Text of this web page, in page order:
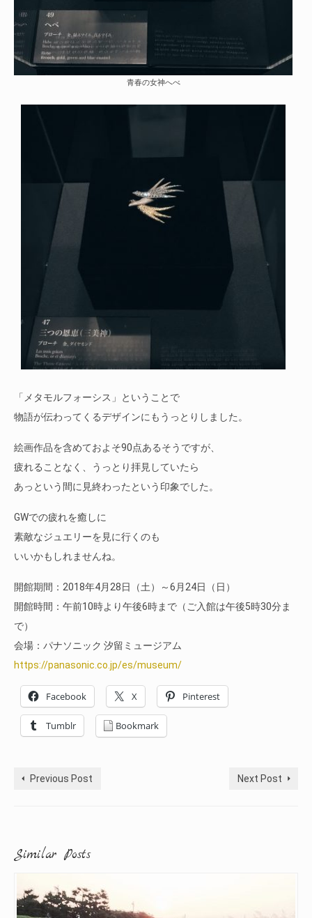
青春の女神へべ
「メタモルフォーシス」ということで
物語が伝わってくるデザインにもうっとりしました。
絵画作品を含めておよそ90点あるそうですが、
疲れることなく、うっとり拝見していたら
あっという間に見終わったという印象でした。
GWでの疲れを癒しに
素敵なジュエリーを見に行くのも
いいかもしれませんね。
開館期間：2018年4月28日（土）～6月24日（日）
開館時間：午前10時より午後6時まで（ご入館は午後5時30分ま
で）
会場：パナソニック 汐留ミュージアム
https://panasonic.co.jp/es/museum/
Facebook X Pinterest
Tumblr Bookmark
Previous Post Next Post
Similar Posts